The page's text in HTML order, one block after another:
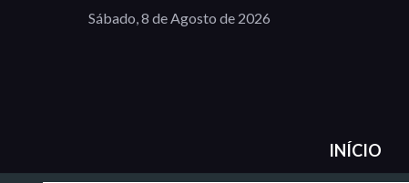
Sábado, 8 de Agosto de 2026
INÍCIO